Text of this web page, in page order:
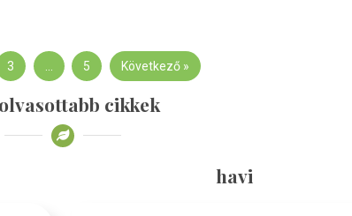
3 5 Következő »
cikkek
havi